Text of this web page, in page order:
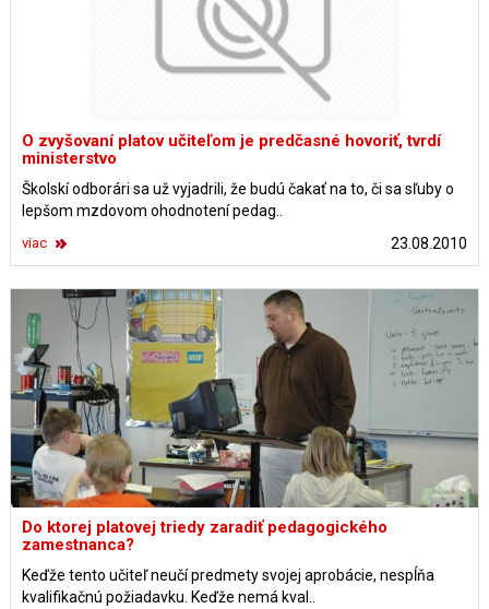
O zvyšovaní platov učiteľom je predčasné hovoriť, tvrdí
ministerstvo
Školskí odborári sa už vyjadrili, že budú čakať na to, či sa sľuby o
lepšom mzdovom ohodnotení pedag..
23.08.2010
viac
Do ktorej platovej triedy zaradiť pedagogického
zamestnanca?
Keďže tento učiteľ neučí predmety svojej aprobácie, nespĺňa
kvalifikačnú požiadavku. Keďže nemá kval..